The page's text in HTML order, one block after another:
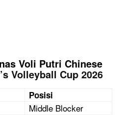
Voli Putri Chinese
Volleyball Cup 2026
Posisi
Middle Blocker